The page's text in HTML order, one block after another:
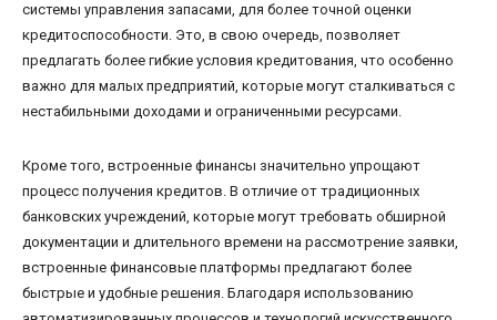
системы управления запасами, для более точной оценки
кредитоспособности. Это, в свою очередь, позволяет
предлагать более гибкие условия кредитования, что особенно
важно для малых предприятий, которые могут сталкиваться с
нестабильными доходами и ограниченными ресурсами.
Кроме того, встроенные финансы значительно упрощают
процесс получения кредитов. В отличие от традиционных
банковских учреждений, которые могут требовать обширной
документации и длительного времени на рассмотрение заявки,
встроенные финансовые платформы предлагают более
быстрые и удобные решения. Благодаря использованию